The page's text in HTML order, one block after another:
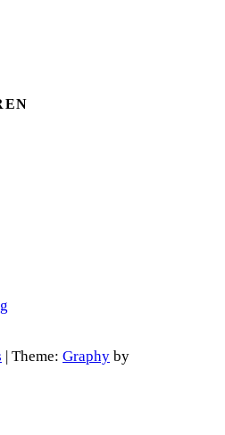
Theme: Graphy by